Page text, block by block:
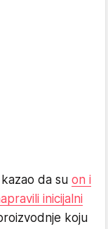
da su on i
inicijalni
koju